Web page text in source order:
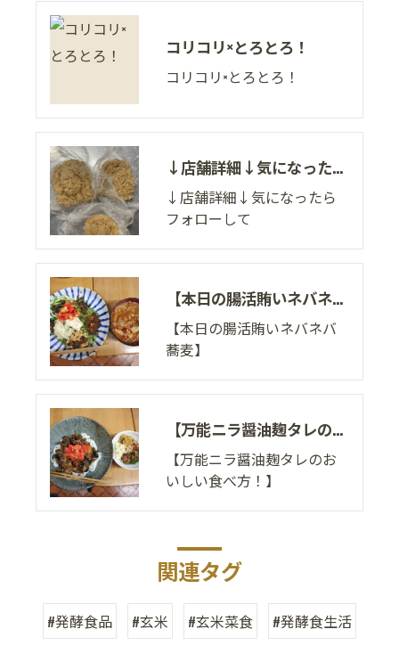
コリコリ×とろとろ！
コリコリ×とろとろ！
↓店舗詳細↓気になったらフォローして
↓店舗詳細↓気になったら
フォローして
【本日の腸活賄いネバネバ蕎麦】
【本日の腸活賄いネバネバ
蕎麦】
【万能ニラ醤油麹タレのおいしい食べ方！】
【万能ニラ醤油麹タレのお
いしい食べ方！】
関連タグ
#発酵食品 #玄米 #玄米菜食 #発酵食生活